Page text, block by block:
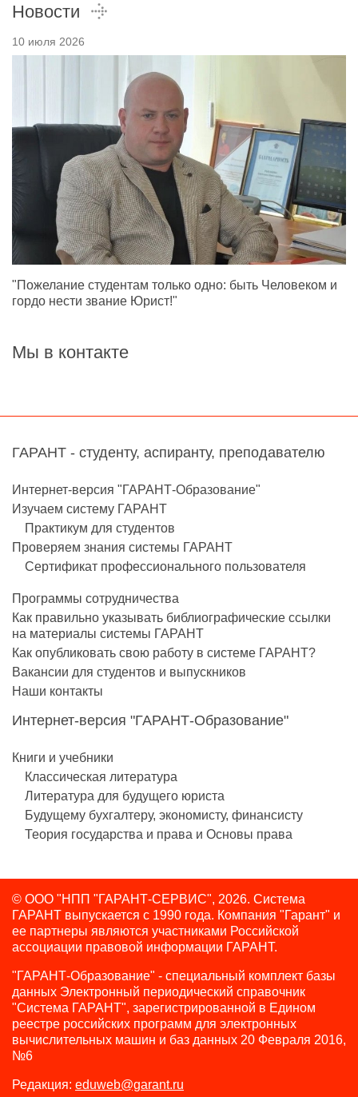
Новости
10 июля 2026
"Пожелание студентам только одно: быть Человеком и
гордо нести звание Юрист!"
Мы в контакте
ГАРАНТ - студенту, аспиранту, преподавателю
Интернет-версия "ГАРАНТ-Образование"
Изучаем систему ГАРАНТ
Практикум для студентов
Проверяем знания системы ГАРАНТ
Сертификат профессионального пользователя
Программы сотрудничества
Как правильно указывать библиографические ссылки
на материалы системы ГАРАНТ
Как опубликовать свою работу в системе ГАРАНТ?
Вакансии для студентов и выпускников
Наши контакты
Интернет-версия "ГАРАНТ-Образование"
Книги и учебники
Классическая литература
Литература для будущего юриста
Будущему бухгалтеру, экономисту, финансисту
Теория государства и права и Основы права
© ООО "НПП "ГАРАНТ-СЕРВИС", 2026. Система
ГАРАНТ выпускается с 1990 года. Компания "Гарант" и
ее партнеры являются участниками Российской
ассоциации правовой информации ГАРАНТ.
"ГАРАНТ-Образование" - специальный комплект базы
данных Электронный периодический справочник
"Система ГАРАНТ", зарегистрированной в Едином
реестре российских программ для электронных
вычислительных машин и баз данных 20 Февраля 2016,
№6
Редакция: eduweb@garant.ru